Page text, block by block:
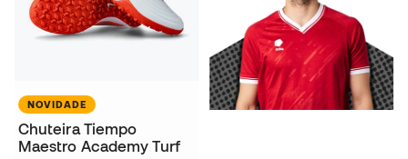
NOVIDADE
Chuteira Tiempo
Maestro Academy Turf